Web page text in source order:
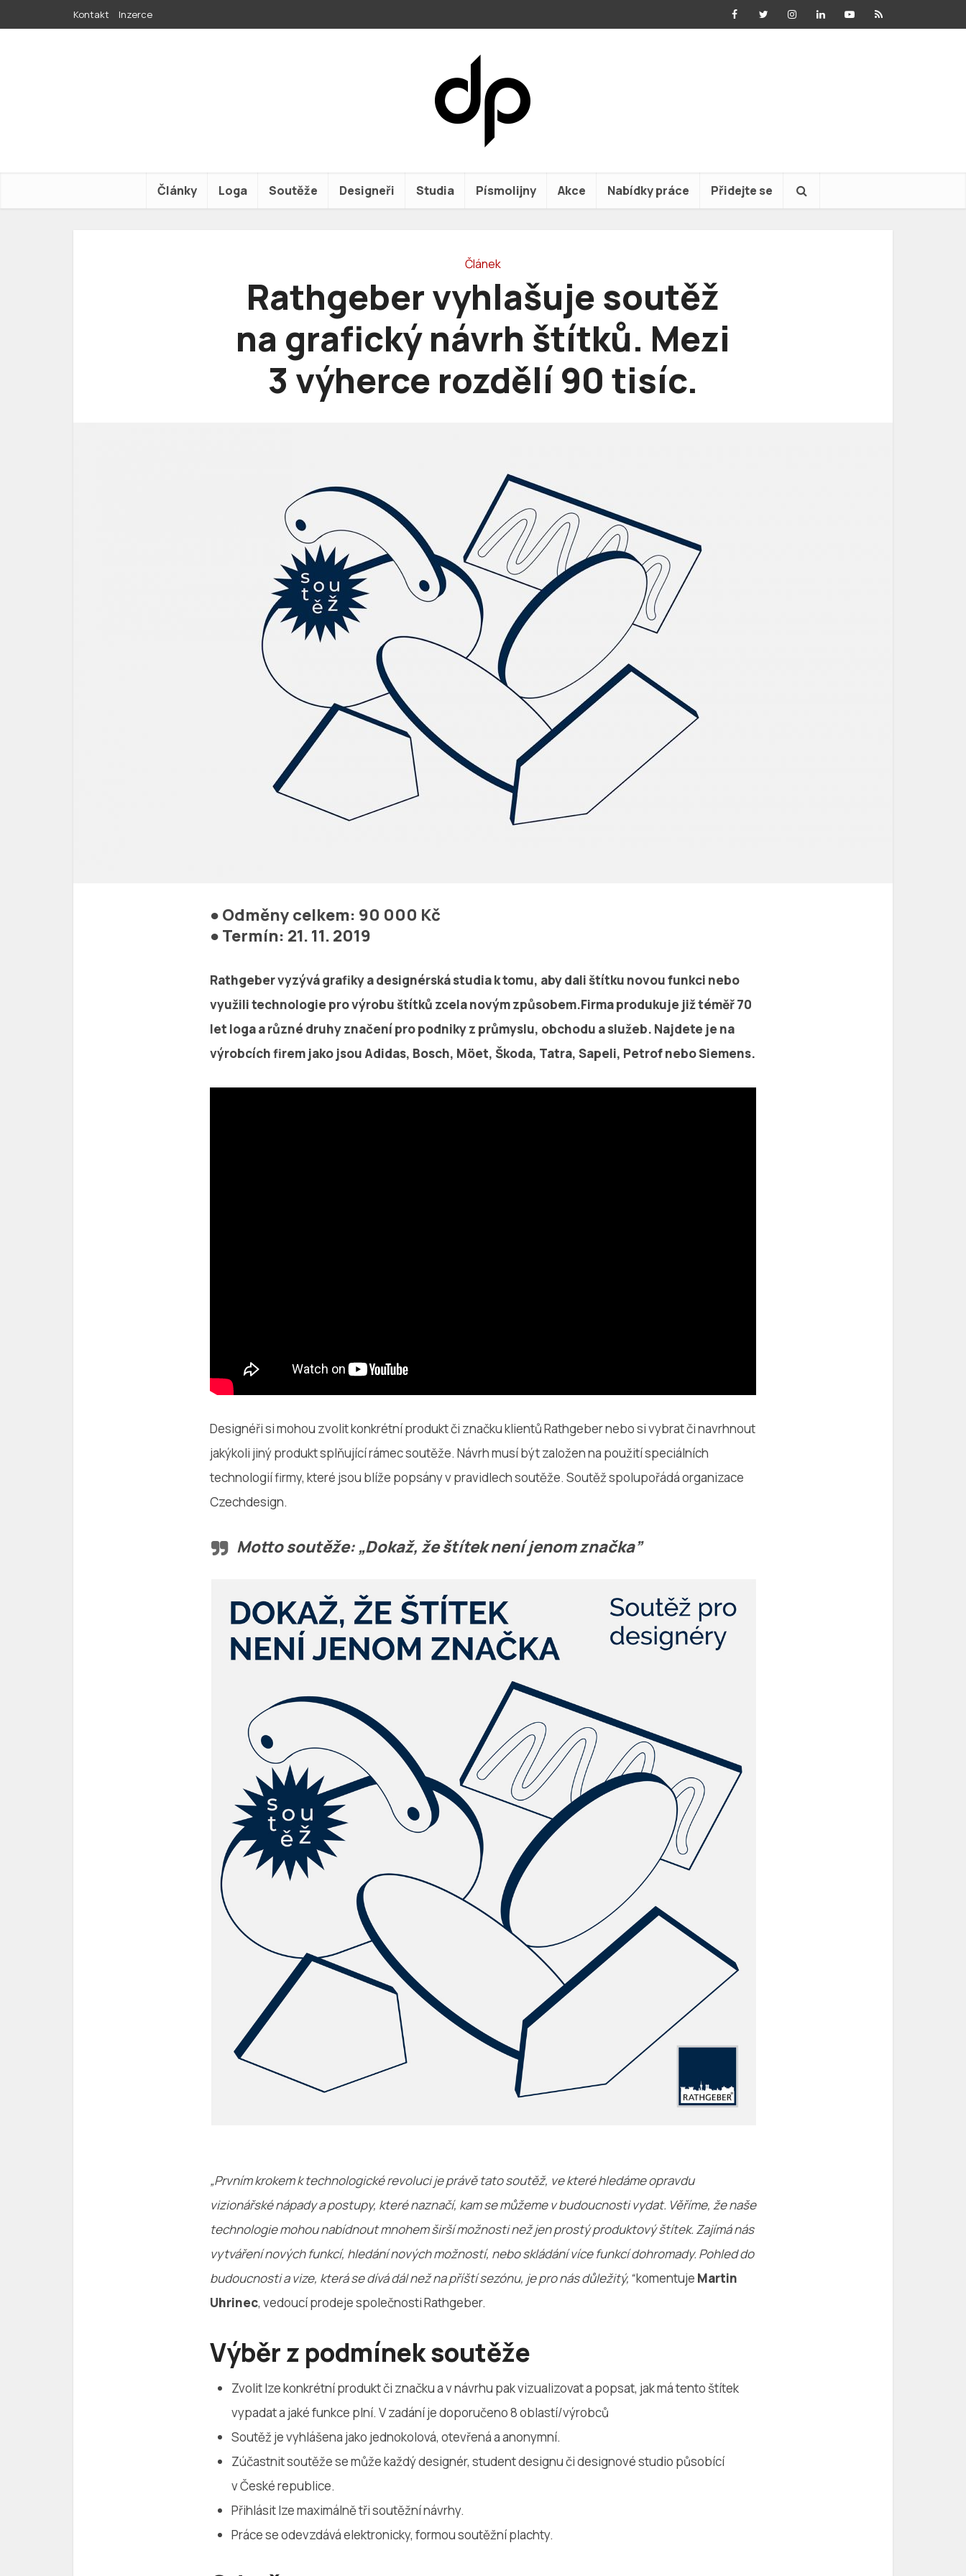
Kontakt Inzerce
Články Loga Soutěže Designeři Studia Písmolijny Akce Nabídky práce Přidejte se
Článek
Rathgeber vyhlašuje soutěž
na grafický návrh štítků. Mezi
3 výherce rozdělí 90 tisíc.
● Odměny celkem: 90 000 Kč
● Termín: 21. 11. 2019
Rathgeber vyzývá grafiky a designérská studia k tomu, aby dali štítku novou funkci nebo
využili technologie pro výrobu štítků zcela novým způsobem.Firma produkuje již téměř 70
let loga a různé druhy značení pro podniky z průmyslu, obchodu a služeb. Najdete je na
výrobcích firem jako jsou Adidas, Bosch, Möet, Škoda, Tatra, Sapeli, Petrof nebo Siemens.
Designéři si mohou zvolit konkrétní produkt či značku klientů Rathgeber nebo si vybrat či navrhnout
jakýkoli jiný produkt splňující rámec soutěže. Návrh musí být založen na použití speciálních
technologií firmy, které jsou blíže popsány v pravidlech soutěže. Soutěž spolupořádá organizace
Czechdesign.
Motto soutěže: „Dokaž, že štítek není jenom značka”
„Prvním krokem k technologické revoluci je právě tato soutěž, ve které hledáme opravdu
vizionářské nápady a postupy, které naznačí, kam se můžeme v budoucnosti vydat. Věříme, že naše
technologie mohou nabídnout mnohem širší možnosti než jen prostý produktový štítek. Zajímá nás
vytváření nových funkcí, hledání nových možností, nebo skládání více funkcí dohromady. Pohled do
budoucnosti a vize, která se dívá dál než na příští sezónu, je pro nás důležitý,“komentuje Martin
Uhrinec, vedoucí prodeje společnosti Rathgeber.
Výběr z podmínek soutěže
Zvolit lze konkrétní produkt či značku a v návrhu pak vizualizovat a popsat, jak má tento štítek
vypadat a jaké funkce plní. V zadání je doporučeno 8 oblastí/výrobců
Soutěž je vyhlášena jako jednokolová, otevřená a anonymní.
Zúčastnit soutěže se může každý designér, student designu či designové studio působící
v České republice.
Přihlásit lze maximálně tři soutěžní návrhy.
Práce se odevzdává elektronicky, formou soutěžní plachty.